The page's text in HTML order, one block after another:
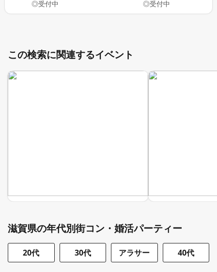
◎受付中 ◎受付中
この検索に関連するイベント
滋賀県の年代別街コン・婚活パーティー
20代 30代 アラサー 40代